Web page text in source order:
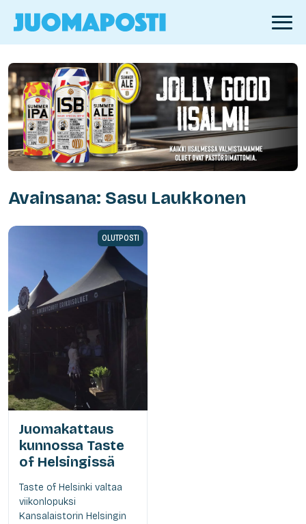
Avainsana: Sasu Laukkonen
OLUTPOSTI
Juomakattaus
kunnossa Taste
of Helsingissä
Taste of Helsinki valtaa
viikonlopuksi
Kansalaistorin Helsingin